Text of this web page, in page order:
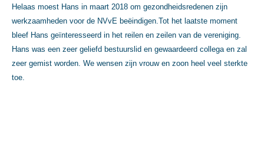
Helaas moest Hans in maart 2018 om gezondheidsredenen zijn
werkzaamheden voor de NVvE beëindigen.Tot het laatste moment
bleef Hans geïnteresseerd in het reilen en zeilen van de vereniging.
Hans was een zeer geliefd bestuurslid en gewaardeerd collega en zal
zeer gemist worden. We wensen zijn vrouw en zoon heel veel sterkte
toe.